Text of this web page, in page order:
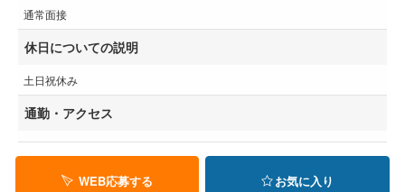
通常面接
休日についての説明
土日祝休み
通勤・アクセス
WEB応募する お気に入り